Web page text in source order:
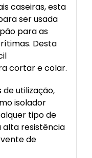
caseiras, esta
ser usada
para as
Desta
cortar e colar.
de utilização,
isolador
tipo de
alta resistência
de